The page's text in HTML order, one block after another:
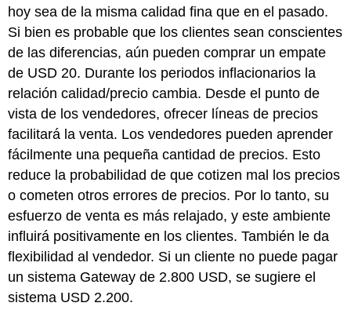
hoy sea de la misma calidad fina que en el pasado.
Si bien es probable que los clientes sean conscientes
de las diferencias, aún pueden comprar un empate
de USD 20. Durante los periodos inflacionarios la
relación calidad/precio cambia. Desde el punto de
vista de los vendedores, ofrecer líneas de precios
facilitará la venta. Los vendedores pueden aprender
fácilmente una pequeña cantidad de precios. Esto
reduce la probabilidad de que cotizen mal los precios
o cometen otros errores de precios. Por lo tanto, su
esfuerzo de venta es más relajado, y este ambiente
influirá positivamente en los clientes. También le da
flexibilidad al vendedor. Si un cliente no puede pagar
un sistema Gateway de 2.800 USD, se sugiere el
sistema USD 2.200.